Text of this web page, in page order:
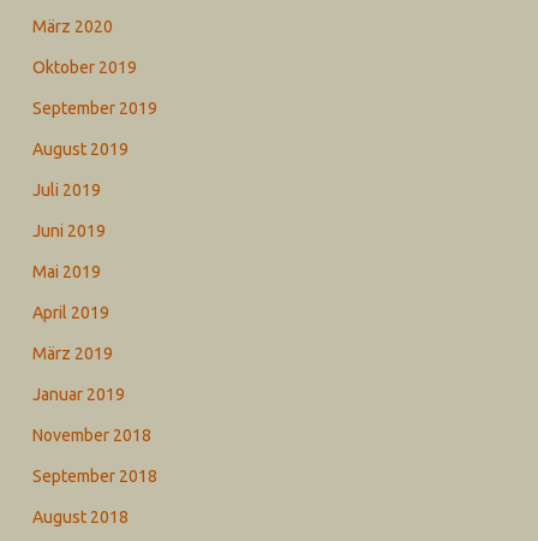
März 2020
Oktober 2019
September 2019
August 2019
Juli 2019
Juni 2019
Mai 2019
April 2019
März 2019
Januar 2019
November 2018
September 2018
August 2018